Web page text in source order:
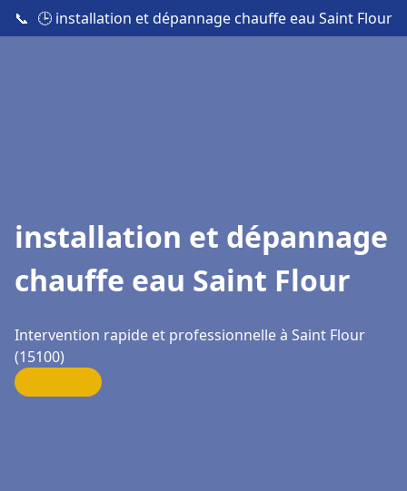
📞 🕒 installation et dépannage chauffe eau Saint Flour
installation et dépannage
chauffe eau Saint Flour
Intervention rapide et professionnelle à Saint Flour
(15100)